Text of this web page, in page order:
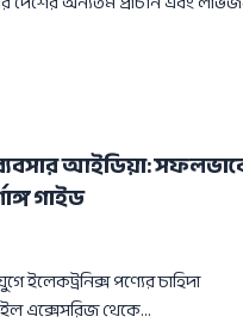
আইডিয়া:
গাইড
ইলেকট্রনিক্স পণ্যের চাহিদা
এক্সেসরিজ থেকে…